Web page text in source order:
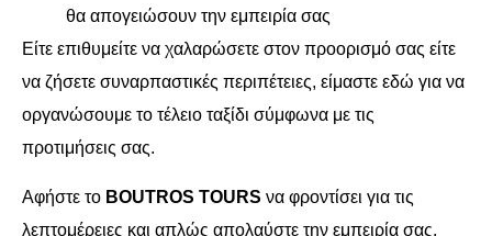
θα απογειώσουν την εμπειρία σας
Είτε επιθυμείτε να χαλαρώσετε στον προορισμό σας είτε
να ζήσετε συναρπαστικές περιπέτειες, είμαστε εδώ για να
οργανώσουμε το τέλειο ταξίδι σύμφωνα με τις
προτιμήσεις σας.
Αφήστε το BOUTROS TOURS να φροντίσει για τις
λεπτομέρειες και απλώς απολαύστε την εμπειρία σας.